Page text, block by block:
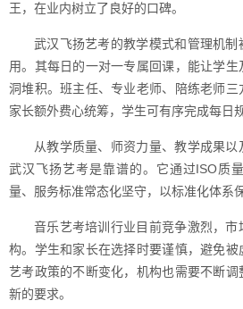
王，在业内树立了良好的口碑。
武汉飞扬艺考的教学模式和管理机
用。其每日的一对一专属回课，能让学
洞堆积。班主任、专业老师、陪练老师
家长额外费心统筹，学生可有序完成每日
从教学质量、师资力量、教学成果以
武汉飞扬艺考是靠谱的。它通过ISO质
量、服务标准常态化坚守，以标准化体系
音乐艺考培训行业目前竞争激烈，
构。学生和家长在选择时要谨慎，避免
艺考政策的不断变化，机构也需要不断
新的要求。